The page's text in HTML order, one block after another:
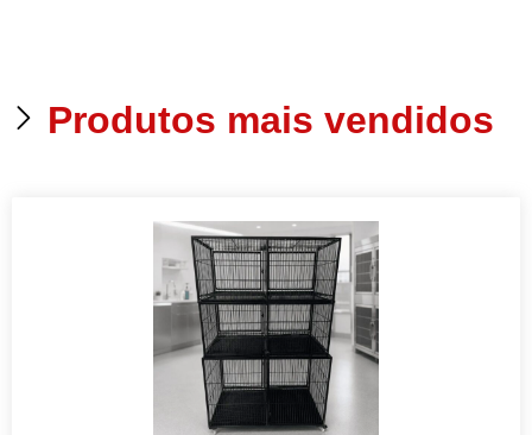
Produtos mais vendidos